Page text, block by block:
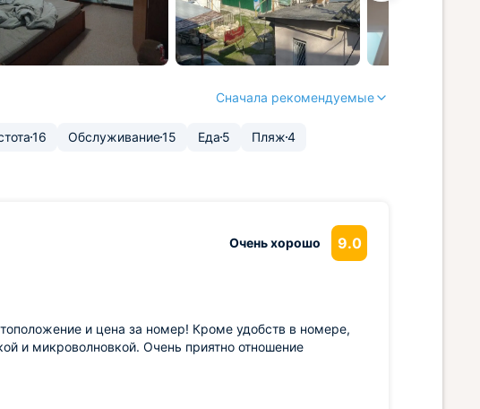
Сначала рекомендуемые
16 Обслуживание15 Еда 5 Пляж4
Очень хорошо 9.0
и цена за номер! Кроме удобств в номере,
и микроволновкой. Очень приятно отношение